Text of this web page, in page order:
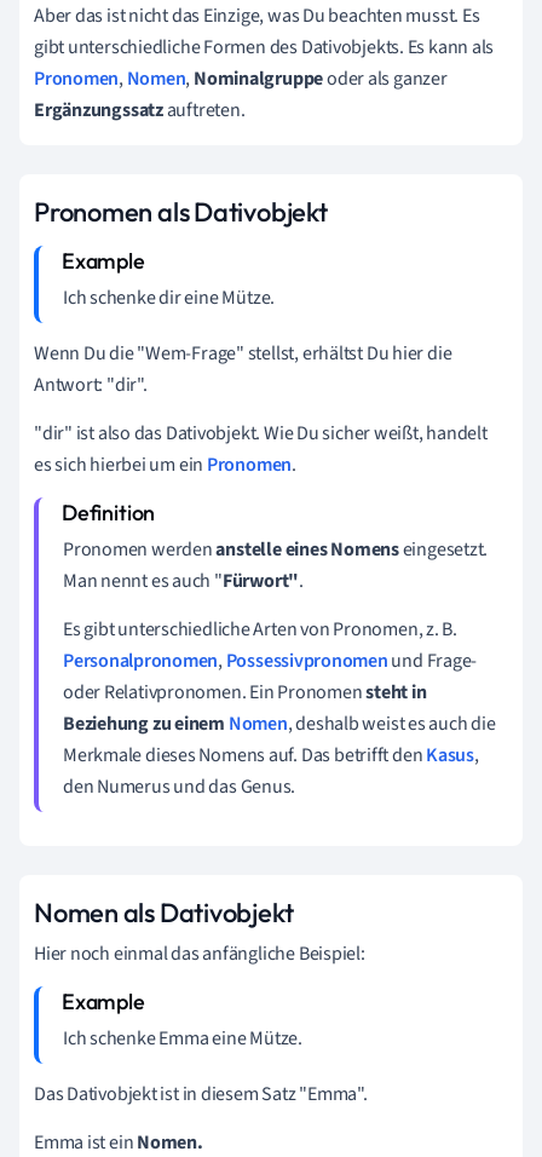
Aber das ist nicht das Einzige, was Du beachten musst. Es
gibt unterschiedliche Formen des Dativobjekts. Es kann als
Pronomen,Nomen,Nominalgruppeoder als ganzer
Ergänzungssatzauftreten.
Pronomen als Dativobjekt
Ich schenkedireine Mütze.
Wenn Du die "Wem-Frage" stellst, erhältst Du hier die
Antwort: "dir".
"dir" ist also das Dativobjekt. Wie Du sicher weißt, handelt
es sich hierbei um ein Pronomen.
Pronomen werdenanstelle eines Nomenseingesetzt.
Man nennt es auch "Fürwort".
Es gibt unterschiedliche Arten von Pronomen, z. B.
Personalpronomen,Possessivpronomenund Frage-
oder Relativpronomen. Ein Pronomensteht in
Beziehung zu einem Nomen, deshalb weist es auch die
Merkmale dieses Nomens auf. Das betrifft denKasus,
den Numerus und das Genus.
Nomen als Dativobjekt
Hier noch einmal das anfängliche Beispiel:
Ich schenkeEmmaeine Mütze.
Das Dativobjekt ist in diesem Satz "Emma".
Emma ist einNomen.